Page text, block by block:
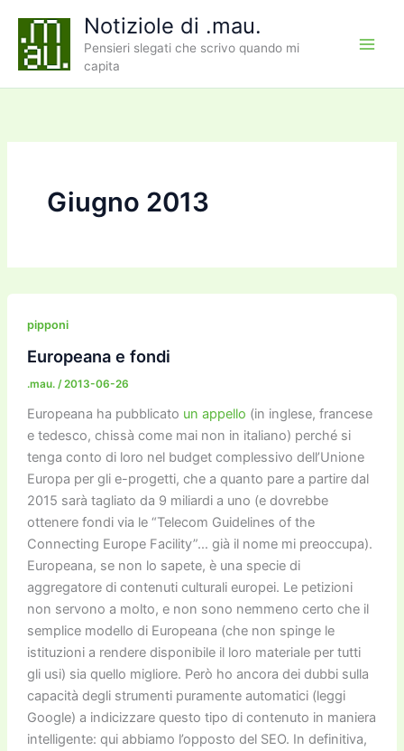
contenuto
Notiziole di .mau.
Pensieri slegati che scrivo quando mi
capita
Giugno 2013
pipponi
Europeana e fondi
.mau. /2013-06-26
Europeana ha pubblicato un appello (in inglese, francese
e tedesco, chissà come mai non in italiano) perché si
tenga conto di loro nel budget complessivo dell’Unione
Europa per gli e-progetti, che a quanto pare a partire dal
2015 sarà tagliato da 9 miliardi a uno (e dovrebbe
ottenere fondi via le “Telecom Guidelines of the
Connecting Europe Facility”… già il nome mi preoccupa).
Europeana, se non lo sapete, è una specie di
aggregatore di contenuti culturali europei. Le petizioni
non servono a molto, e non sono nemmeno certo che il
semplice modello di Europeana (che non spinge le
istituzioni a rendere disponibile il loro materiale per tutti
gli usi) sia quello migliore. Però ho ancora dei dubbi sulla
capacità degli strumenti puramente automatici (leggi
Google) a indicizzare questo tipo di contenuto in maniera
intelligente: qui abbiamo l’opposto del SEO. In definitiva,